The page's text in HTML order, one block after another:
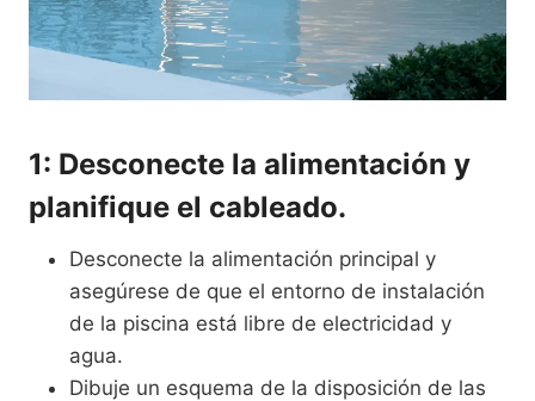
1: Desconecte la alimentación y
planifique el cableado.
Desconecte la alimentación principal y
asegúrese de que el entorno de instalación
de la piscina está libre de electricidad y
agua.
Dibuje un esquema de la disposición de las